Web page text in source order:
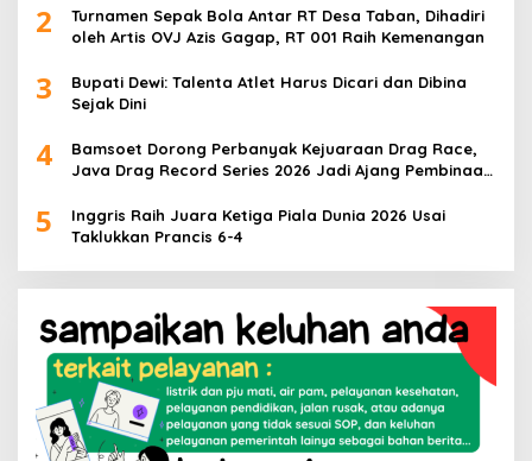
2
Turnamen Sepak Bola Antar RT Desa Taban, Dihadiri
oleh Artis OVJ Azis Gagap, RT 001 Raih Kemenangan
3
Bupati Dewi: Talenta Atlet Harus Dicari dan Dibina
Sejak Dini
4
Bamsoet Dorong Perbanyak Kejuaraan Drag Race,
Java Drag Record Series 2026 Jadi Ajang Pembinaan
5
Inggris Raih Juara Ketiga Piala Dunia 2026 Usai
Taklukkan Prancis 6-4